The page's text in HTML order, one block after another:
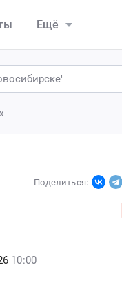
Ещё
Поделиться:
10:00